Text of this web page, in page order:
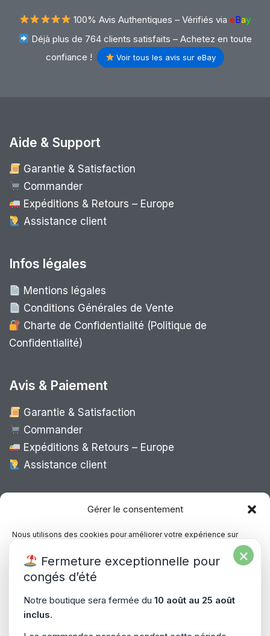
Gérer le consentement
Nous utilisons des cookies pour améliorer votre expérience sur
notre site, analyser le trafic et proposer des contenus personnalisés.
Vous pouvez accepter, refuser ou gérer vos préférences à tout
moment.
Gérer les services
100% Avis Authentiques – Vérifiés via eBay
Déjà plus de 764 clients satisfaits – Achetez en toute
confiance !
Voir tous les avis sur eBay
Aide & Support
Garantie & Satisfaction
Commander
Expéditions & Retours – Europe
Assistance client
Infos légales
Mentions légales
Conditions Générales de Vente
Charte de Confidentialité (Politique de
Confidentialité)
Avis & Paiement
Garantie & Satisfaction
Commander
Expéditions & Retours – Europe
Assistance client
Expédition Europe
Livraison rapide dans toute l’Europe via
“ Mondial Relay
×
Fermeture exceptionnelle pour
congés d’été
Notre boutique sera fermée du 10 août au 25 août
inclus.